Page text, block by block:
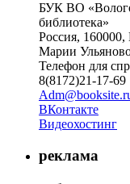
БУК ВО
библиотека»
Россия, 160000,
Марии
Телефон для
8(8172)21-17-69
ВКонтакте
Видеохостинг
реклама